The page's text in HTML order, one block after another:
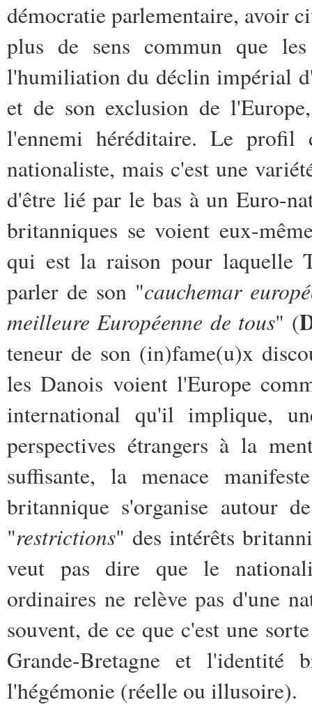
démocratie parlementaire, avoir
plus de sens commun que
l'humiliation du déclin impérial
et de son exclusion de
l'ennemi héréditaire. Le
nationaliste, mais c'est une
d'être lié par le bas à un Euro-
britanniques se voient eux-
qui est la raison pour laquelle
parler de son "cauchemar
meilleure Européenne de tous" (
teneur de son (in)fame(u)x
les Danois voient l'Europe
international qu'il implique,
perspectives étrangers à la
suffisante, la menace
britannique s'organise autour
"restrictions" des intérêts
veut pas dire que le
ordinaires ne relève pas d'une
souvent, de ce que c'est une
Grande-Bretagne et l'identité
l'hégémonie (réelle ou illusoire).